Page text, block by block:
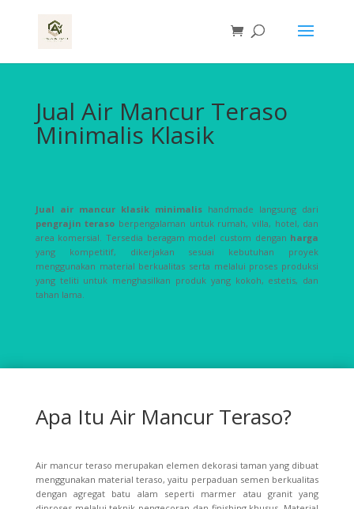
Jual Air Mancur Teraso
Minimalis Klasik
Jual air mancur klasik minimalis handmade langsung dari
pengrajin teraso berpengalaman untuk rumah, villa, hotel, dan
area komersial. Tersedia beragam model custom dengan harga
yang kompetitif, dikerjakan sesuai kebutuhan proyek
menggunakan material berkualitas serta melalui proses produksi
yang teliti untuk menghasilkan produk yang kokoh, estetis, dan
tahan lama.
Apa Itu Air Mancur Teraso?
Air mancur teraso merupakan elemen dekorasi taman yang dibuat
menggunakan material teraso, yaitu perpaduan semen berkualitas
dengan agregat batu alam seperti marmer atau granit yang